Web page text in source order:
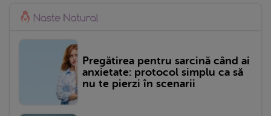
Pregătirea pentru sarcină când ai
anxietate: protocol simplu ca să
nu te pierzi în scenarii